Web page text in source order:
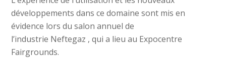
développements dans ce domaine sont mis en
évidence lors du salon annuel de
l’industrie Neftegaz , qui a lieu au Expocentre
Fairgrounds.